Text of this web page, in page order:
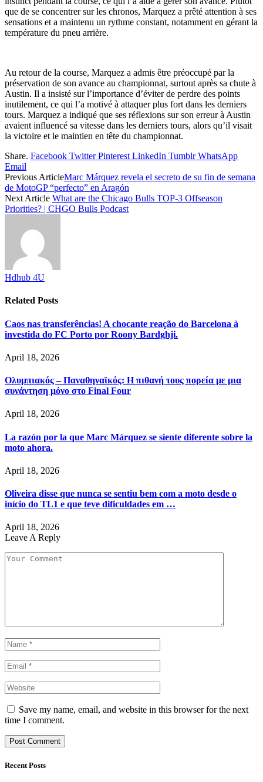
que de se concentrer sur les chronos, Marquez a prêté attention à ses
sensations et a maintenu un rythme constant, notamment en gérant la
température du pneu arrière.
Au retour de la course, Marquez a admis être préoccupé par la
préservation de son avance au championnat, surtout après sa chute à
Austin. Il a insisté sur l’importance d’éviter de perdre des points
inutilement, ce qui l’a motivé à attaquer plus fort dans les derniers
tours. Marquez a indiqué que ses réflexions sur son erreur à Austin
avaient influencé sa vitesse dans les derniers tours, alors qu’il visait
la victoire et le maintien en tête du championnat.
Share. Facebook Twitter Pinterest LinkedIn Tumblr WhatsApp
Email
Previous ArticleMarc Márquez revela el secreto de su fin de semana
de MotoGP “perfecto” en Aragón
Next Article What are the Chicago Bulls TOP-3 Offseason
Priorities? | CHGO Bulls Podcast
Hdhub 4U
Related Posts
Caos nas transferências! A chocante reação do Barcelona à
investida do FC Porto por Roony Bardghji.
April 18, 2026
Ολυμπιακός – Παναθηναϊκός: Η πιθανή τους πορεία με μια
συνάντηση μόνο στο Final Four
April 18, 2026
La razón por la que Marc Márquez se siente diferente sobre la
moto ahora.
April 18, 2026
Oliveira disse que nunca se sentiu bem com a moto desde o
início do TL1 e que teve dificuldades em …
April 18, 2026
Leave A Reply
Save my name, email, and website in this browser for the next
time I comment.
Recent Posts